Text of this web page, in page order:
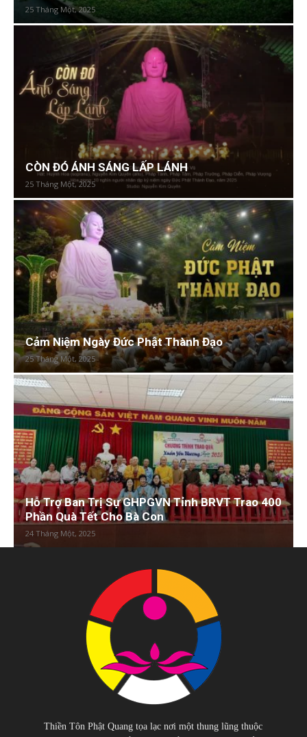
25 Tháng Một, 2025
CÒN ĐÓ ÁNH SÁNG LẤP LÁNH
25 Tháng Một, 2025
Cảm Niệm Ngày Đức Phật Thành Đạo
25 Tháng Một, 2025
Hỗ Trợ Ban Trị Sự GHPGVN Tỉnh BRVT Trao 400
Phần Quà Tết Cho Bà Con
24 Tháng Một, 2025
Thiền Tôn Phật Quang tọa lạc nơi một thung lũng thuộc